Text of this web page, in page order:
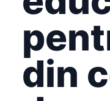
din